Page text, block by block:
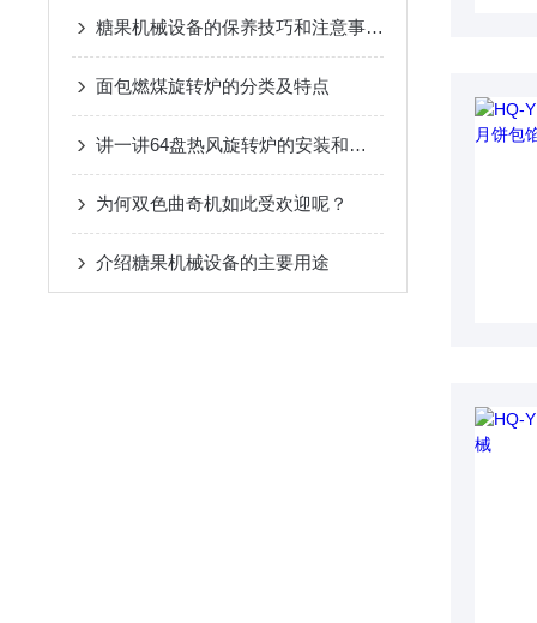
糖果机械设备的保养技巧和注意事项如下
面包燃煤旋转炉的分类及特点
讲一讲64盘热风旋转炉的安装和使用教程
为何双色曲奇机如此受欢迎呢？
介绍糖果机械设备的主要用途